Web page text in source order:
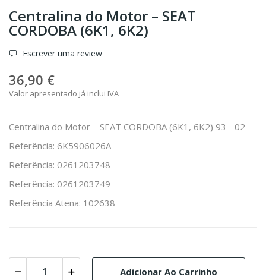
Centralina do Motor – SEAT
CORDOBA (6K1, 6K2)
Escrever uma review
36,90 €
Valor apresentado já inclui IVA
Centralina do Motor – SEAT CORDOBA (6K1, 6K2) 93 - 02
Referência: 6K5906026A
Referência: 0261203748
Referência: 0261203749
Referência Atena: 102638
Adicionar Ao Carrinho